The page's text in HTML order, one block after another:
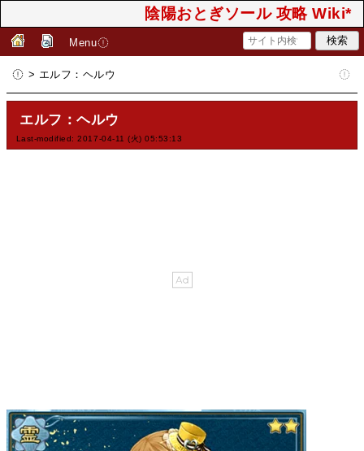
陰陽おとぎソール 攻略 Wiki*
Menu
> エルフ：ヘルウ
エルフ：ヘルウ
Last-modified: 2017-04-11 (火) 05:53:13